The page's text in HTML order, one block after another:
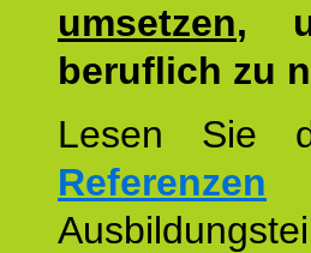
umsetzen,
beruflich zu
Lesen Sie
Referenzen